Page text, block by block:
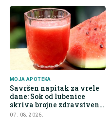
MOJA APOTEKA
Savršen napitak za vrele
dane: Sok od lubenice
skriva brojne zdravstvene
prednosti
07. 08. 2026.